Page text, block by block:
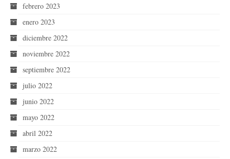
febrero 2023
enero 2023
diciembre 2022
noviembre 2022
septiembre 2022
julio 2022
junio 2022
mayo 2022
abril 2022
marzo 2022